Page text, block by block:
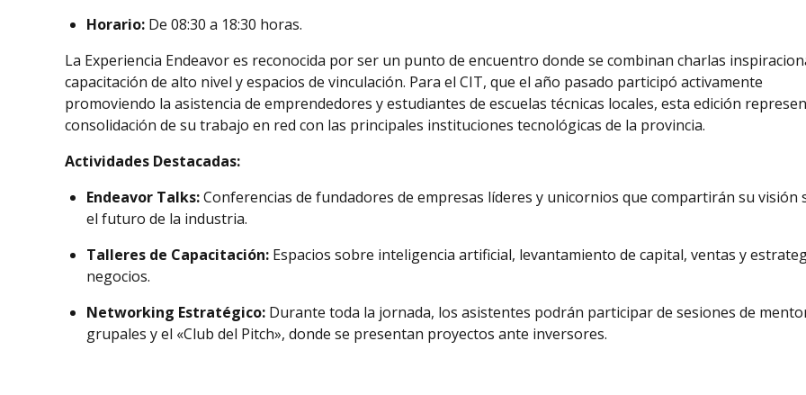
Horario: De 08:30 a 18:30 horas.
La Experiencia Endeavor es reconocida por ser un punto de encuentro donde se combinan charlas
capacitación de alto nivel y espacios de vinculación. Para el CIT, que el año pasado participó activamente
promoviendo la asistencia de emprendedores y estudiantes de escuelas técnicas locales, esta edición
consolidación de su trabajo en red con las principales instituciones tecnológicas de la provincia.
Actividades Destacadas:
Endeavor Talks:Conferencias de fundadores de empresas líderes y unicornios que compartirán su visión
el futuro de la industria.
Talleres de Capacitación: Espacios sobre inteligencia artificial, levantamiento de capital, ventas y
negocios.
Networking Estratégico: Durante toda la jornada, los asistentes podrán participar de sesiones de
grupales y el «Club del Pitch», donde se presentan proyectos ante inversores.